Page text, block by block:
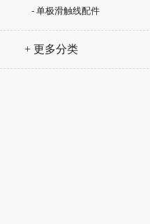
- 单极滑触线配件
+ 更多分类